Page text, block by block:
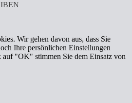
Wir gehen davon aus, dass Sie
Ihre persönlichen Einstellungen
"OK" stimmen Sie dem Einsatz von